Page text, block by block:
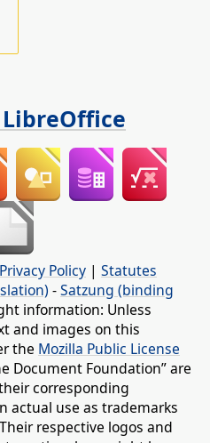
Privacy Policy | Statutes
-Satzung (binding
information: Unless
and images on this
the Mozilla Public License
Document Foundation” are
corresponding
actual use as trademarks
respective logos and